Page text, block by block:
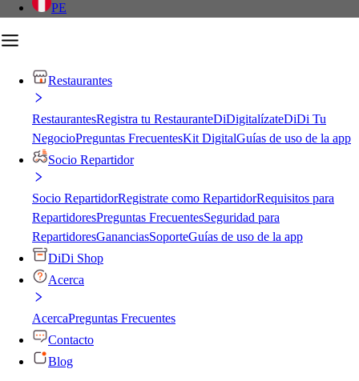
PE
Restaurantes
RestaurantesRegistra tu RestauranteDiDigitalízateDiDi Tu
NegocioPreguntas FrecuentesKit DigitalGuías de uso de la app
Socio Repartidor
Socio RepartidorRegistrate como RepartidorRequisitos para
RepartidoresPreguntas FrecuentesSeguridad para
RepartidoresGananciasSoporteGuías de uso de la app
DiDi Shop
Acerca
AcercaPreguntas Frecuentes
Contacto
Blog